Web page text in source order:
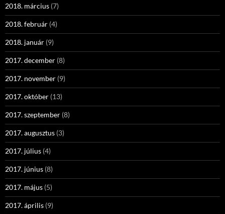
2018. március (7)
2018. február (4)
2018. január (9)
2017. december (8)
2017. november (9)
2017. október (13)
2017. szeptember (8)
2017. augusztus (3)
2017. július (4)
2017. június (8)
2017. május (5)
2017. április (9)